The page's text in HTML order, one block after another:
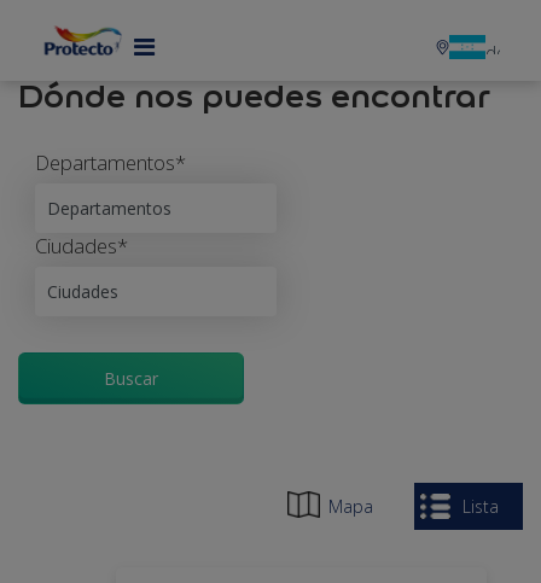
Dónde nos puedes encontrar
Departamentos*
Ciudades*
Buscar
Mapa Lista